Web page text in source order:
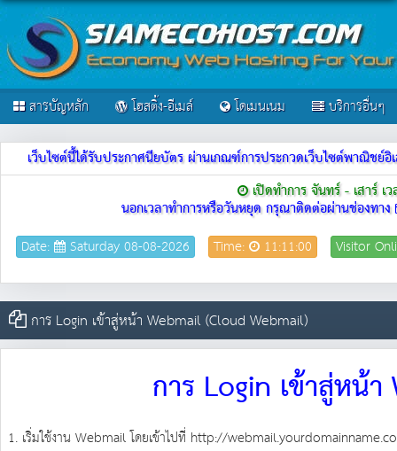
สารบัญหลัก โฮสติ้ง-อีเมล์ โดเมนเนม บริการอื่นๆ
เว็บไซต์นี้ได้รับประกาศนียบัตร ผ่านเกณฑ์การประกวดเว็บไซต์พาณิช
เปิดทำการ จันทร์ - เสาร์
นอกเวลาทำการหรือวันหยุด กรุณาติดต่อผ่านช่องทาง
Date: Saturday 08-08-2026 Time: 11:11:00 Visitor
การ Login เข้าสู่หน้า Webmail (Cloud Webmail)
การ Login เข้าสู่หน้
1. เริ่มใช้งาน Webmail โดยเข้าไปที่ http://